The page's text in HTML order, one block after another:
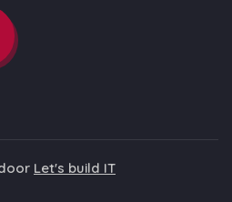
Let's build IT